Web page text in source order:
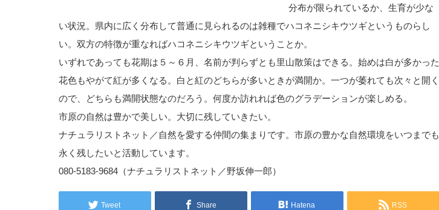
分布が限られているか、生育が少な
い状況。県内に広く分布して普通に見られるのは雑種でハコネニシキウツギというものらし
い。双方の特徴が重なればハコネニシキウツギということか。
いずれであっても花期は５～６月、名前が判らずとも里山散策はできる。始めは白が多かった
花色もやがて紅が多くなる。白と紅のどちらが多いときが満開か。一つが萎れても次々と開く
ので、どちらも満開状態なのだろう。何度か訪れれば色のグラデーションが楽しめる。
市原の自然は豊かで美しい。大切に残していきたい。
ナチュラリストネット／自然を愛する仲間の集まりです。市原の豊かな自然環境をいつまでも
永く残したいと活動しています。
080-5183-9684（ナチュラリストネット／野坂伸一郎）
Tweet Share Hatena RSS